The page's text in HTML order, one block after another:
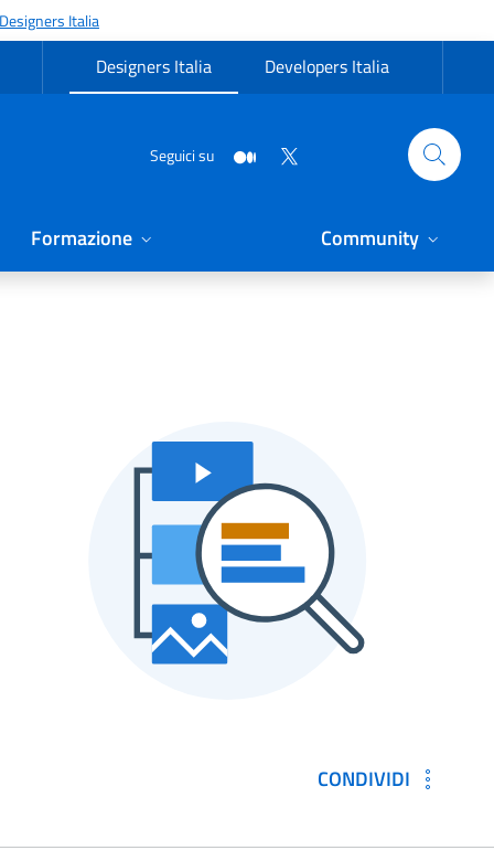
Italia
Designers Italia Developers Italia
Seguici su
Formazione Community
CONDIVIDI